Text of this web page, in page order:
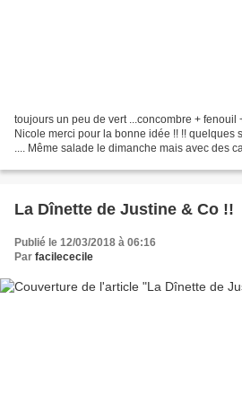
toujours un peu de vert ...concombre + fenouil
Nicole merci pour la bonne idée !! !! quelques
.... Même salade le dimanche mais avec des
La Dînette de Justine & Co !!
Publié le 12/03/2018 à 06:16
Par facilececile